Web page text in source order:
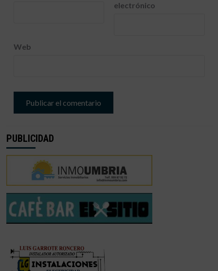
electrónico
Web
PUBLICIDAD